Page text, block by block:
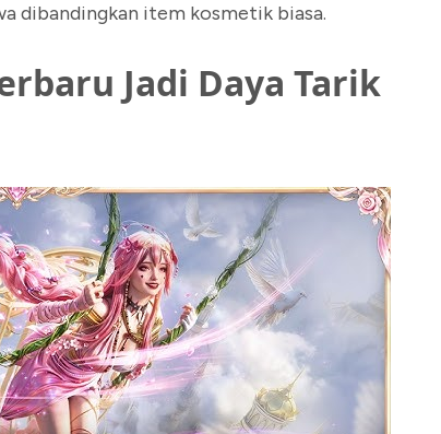
dibandingkan item kosmetik biasa.
Jadi Daya Tarik